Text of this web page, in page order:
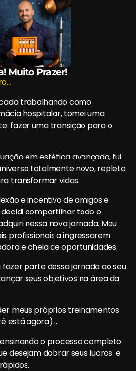
Muito Prazer!
trabalhando como
hospitalar, tomei uma
fazer uma transição para o
em estética avançada, fui
totalmente novo, repleto
transformar vidas.
e incentivo de amigos e
compartilhar todo o
nessa nova jornada. Meu
profissionais a ingressarem
e cheia de oportunidades.
parte dessa jornada ao seu
seus objetivos na área da
meus próprios treinamentos
está agora)…
o processo completo
desejam dobrar seus lucros e